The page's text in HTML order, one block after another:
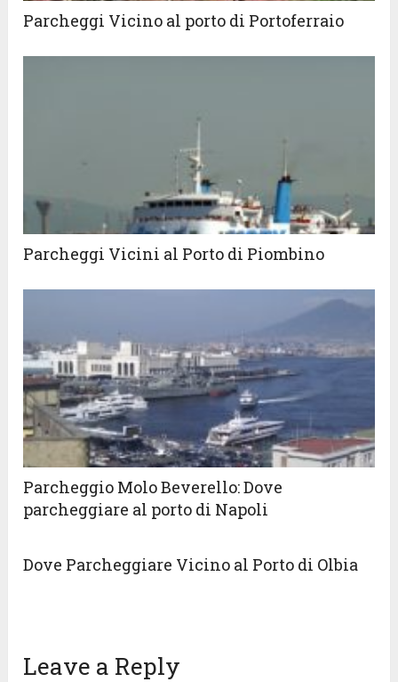
Parcheggi Vicino al porto di Portoferraio
Parcheggi Vicini al Porto di Piombino
Parcheggio Molo Beverello: Dove
parcheggiare al porto di Napoli
Dove Parcheggiare Vicino al Porto di Olbia
Leave a Reply